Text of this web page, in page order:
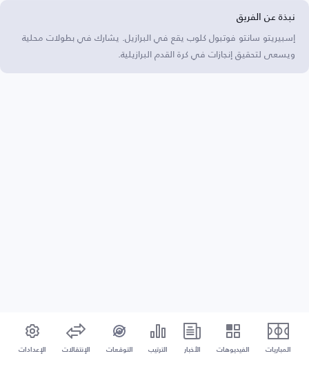
نبذة عن الفريق
إسبيريتو سانتو فوتبول كلوب يقع في البرازيل. يشارك في بطولات محلية
ويسعى لتحقيق إنجازات في كرة القدم البرازيلية.
المباريات الفيديوهات الأخبار الترتيب التوقعات الإنتقالات الإعدادات